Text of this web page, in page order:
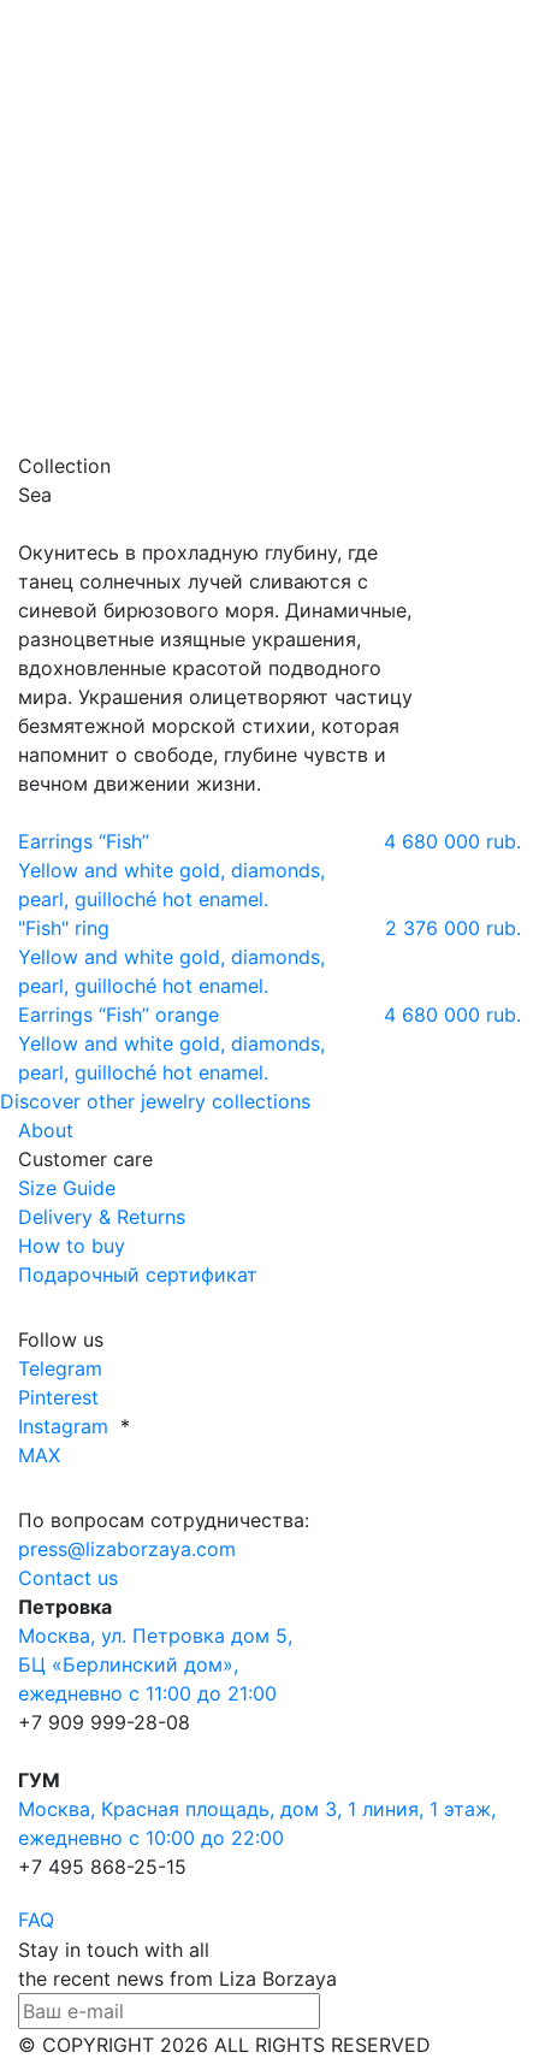
Collection
Sea
Окунитесь в прохладную глубину, где
танец солнечных лучей сливаются с
синевой бирюзового моря. Динамичные,
разноцветные изящные украшения,
вдохновленные красотой подводного
мира. Украшения олицетворяют частицу
безмятежной морской стихии, которая
напомнит о свободе, глубине чувств и
вечном движении жизни.
Earrings “Fish”
4 680 000 rub.
Yellow and white gold, diamonds,
pearl, guilloché hot enamel.
"Fish" ring
2 376 000 rub.
Yellow and white gold, diamonds,
pearl, guilloché hot enamel.
Earrings “Fish” orange
4 680 000 rub.
Yellow and white gold, diamonds,
pearl, guilloché hot enamel.
Discover other jewelry collections
About
Customer care
Size Guide
Delivery & Returns
How to buy
Подарочный сертификат
Follow us
Telegram
Pinterest
Instagram *
MAX
По вопросам сотрудничества:
press@lizaborzaya.com
Contact us
Петровка
Москва, ул. Петровка дом 5,
БЦ «Берлинский дом»,
ежедневно с 11:00 до 21:00
+7 909 999-28-08
ГУМ
Москва, Красная площадь, дом 3, 1 линия, 1 этаж,
ежедневно с 10:00 до 22:00
+7 495 868-25-15
FAQ
Stay in touch with all
the recent news from Liza Borzaya
© COPYRIGHT 2026 ALL RIGHTS RESERVED